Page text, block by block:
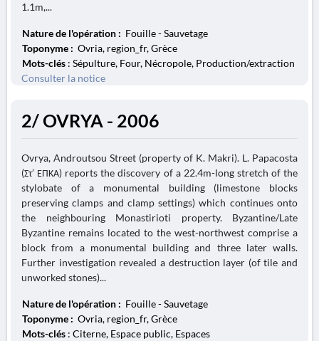
1.1m,...
Nature de l'opération : Fouille - Sauvetage
Toponyme : Ovria, region_fr, Grèce
Mots-clés : Sépulture, Four, Nécropole, Production/extraction
Consulter la notice
2/ OVRYA - 2006
Ovrya, Androutsou Street (property of K. Makri). L. Papacosta
(Στ’ ΕΠΚΑ) reports the discovery of a 22.4m-long stretch of the
stylobate of a monumental building (limestone blocks
preserving clamps and clamp settings) which continues onto
the neighbouring Monastirioti property. Byzantine/Late
Byzantine remains located to the west-northwest comprise a
block from a monumental building and three later walls.
Further investigation revealed a destruction layer (of tile and
unworked stones)...
Nature de l'opération : Fouille - Sauvetage
Toponyme : Ovria, region_fr, Grèce
Mots-clés : Citerne, Espace public, Espaces